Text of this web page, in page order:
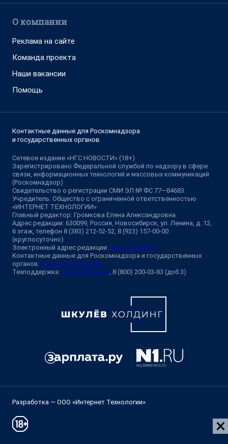
О компании
Реклама на сайте
Команда проекта
Наши вакансии
Помощь
Контактные данные для Роскомнадзора
и государственных органов
Сетевое издание «НГС.НОВОСТИ» (18+)
Зарегистрировано Федеральной службой по надзору в сфере
связи, информационных технологий и массовых коммуникаций
(Роскомнадзор)
Свидетельство о регистрации СМИ ЭЛ № ФС 77—84683
Учредитель: Общество с ограниченной ответственностью
«ИНТЕРНЕТ ТЕХНОЛОГИИ»
Главный редактор: Громкова Елена Александровна
Адрес редакции: 630099, Россия, Новосибирск, ул. Ленина, д. 12,
6 этаж, телефон 8 (383) 212-52-52, 8 (923) 157-00-00
(круглосуточно)
Электронный адрес редакции: ngs@shkulev.ru
Контактные данные для Роскомнадзора и государственных
органов: juristnsk@shkulev.ru
Техподдержка: help@shkulev.ru , 8 (800) 200-03-83 (доб.3)
Разработка — ООО «Интернет Технологии»